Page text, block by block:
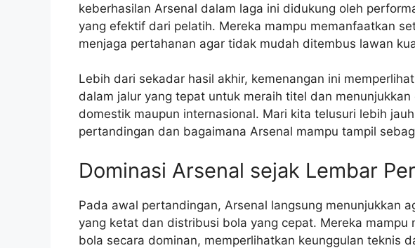
keberhasilan Arsenal dalam laga ini didukung oleh
yang efektif dari pelatih. Mereka mampu memanfaatkan
menjaga pertahanan agar tidak mudah ditembus lawan
Lebih dari sekadar hasil akhir, kemenangan ini
dalam jalur yang tepat untuk meraih titel dan
domestik maupun internasional. Mari kita telusuri lebih
pertandingan dan bagaimana Arsenal mampu tampil
Dominasi Arsenal sejak Lembar
Pada awal pertandingan, Arsenal langsung menunjukkan
yang ketat dan distribusi bola yang cepat. Mereka mampu
bola secara dominan, memperlihatkan keunggulan teknis